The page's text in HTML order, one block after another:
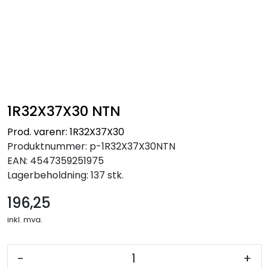
1R32X37X30 NTN
Prod. varenr: 1R32X37X30
Produktnummer: p-1R32X37X30NTN
EAN: 4547359251975
Lagerbeholdning: 137 stk.
196,25
inkl. mva.
- +